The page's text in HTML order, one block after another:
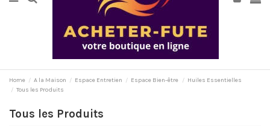
Home A la Maison Espace Entretien Espace Bien-être
Huiles Essentielles
Tous les Produits
Tous les Produits